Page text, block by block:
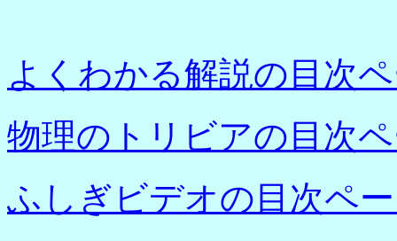
よくわかる解説の目次
物理のトリビアの目次
ふしぎビデオの目次ペ